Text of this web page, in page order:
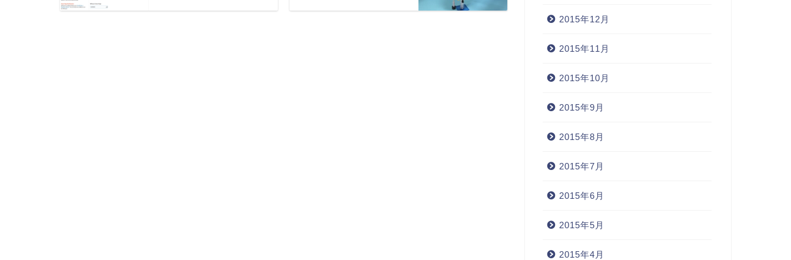
2015年12月
2015年11月
2015年10月
2015年9月
2015年8月
2015年7月
2015年6月
2015年5月
2015年4月